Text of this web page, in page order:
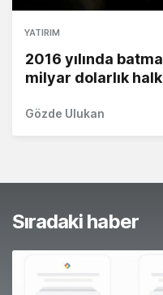
YATIRIM
2016 yılında
milyar dolarlık
Gözde Ulukan
Sıradaki haber